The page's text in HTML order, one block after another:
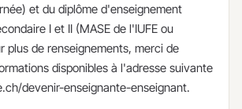
et du diplôme d'enseignement
I et II (MASE de l'IUFE ou
plus de renseignements, merci de
disponibles à l'adresse suivante
devenir-enseignante-enseignant.